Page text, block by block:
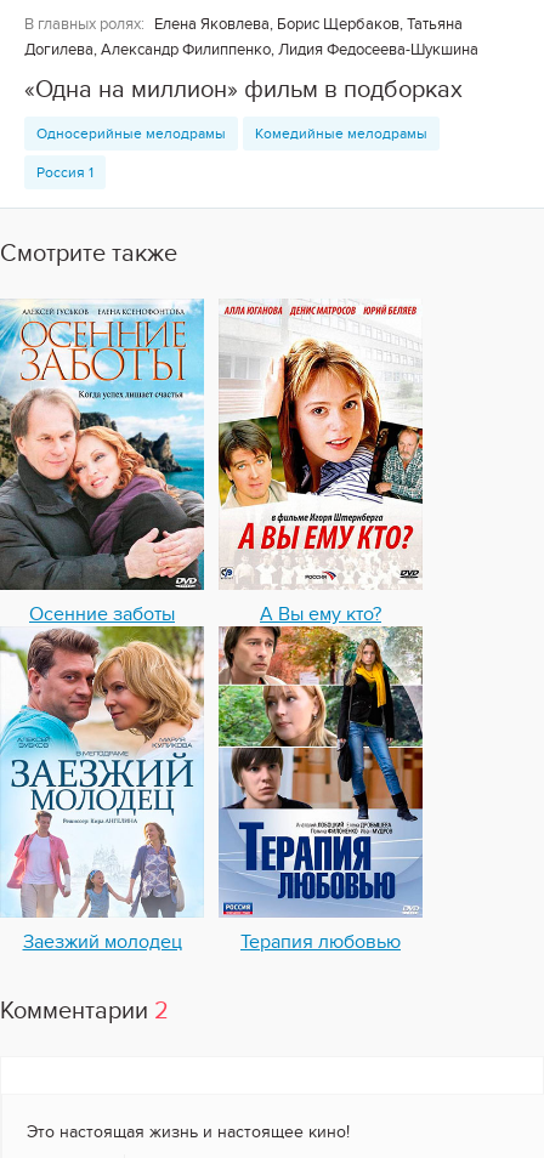
В главных ролях:
Елена Яковлева, Борис Щербаков, Татьяна
Догилева, Александр Филиппенко, Лидия Федосеева-Шукшина
«Одна на миллион» фильм в подборках
Односерийные мелодрамы Комедийные мелодрамы
Россия 1
Смотрите также
Осенние заботы А Вы ему кто?
Заезжий молодец Терапия любовью
Комментарии 2
Это настоящая жизнь и настоящее кино!